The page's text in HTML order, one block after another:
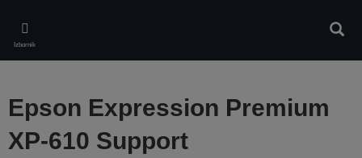
main
content
Izbornik
Epson Expression Premium
XP-610 Support